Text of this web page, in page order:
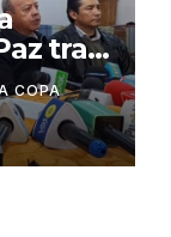
tras
COPA